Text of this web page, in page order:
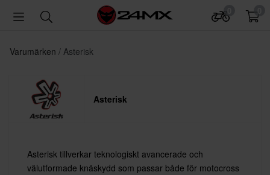
Varumärken Asterisk
Asterisk
Asterisk tillverkar teknologiskt avancerade och
välutformade knäskydd som passar både för motocross